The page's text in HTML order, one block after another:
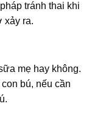
tránh thai khi
xảy ra.
mẹ hay không.
bú, nếu cần